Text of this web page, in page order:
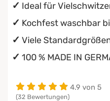
Ideal für
Kochfest waschbar
Viele
100 % MADE IN
4.9 von 5
(32 Bewertungen)